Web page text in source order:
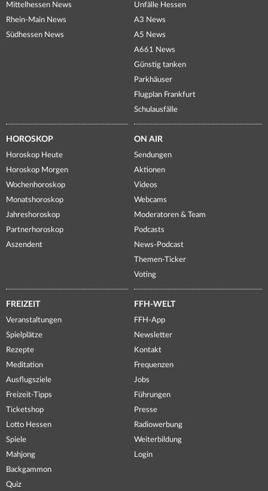
Mittelhessen News
Rhein-Main News
Südhessen News
Unfälle Hessen
A3 News
A5 News
A661 News
Günstig tanken
Parkhäuser
Flugplan Frankfurt
Schulausfälle
HOROSKOP
Horoskop Heute
Horoskop Morgen
Wochenhoroskop
Monatshoroskop
Jahreshoroskop
Partnerhoroskop
Aszendent
ON AIR
Sendungen
Aktionen
Videos
Webcams
Moderatoren & Team
Podcasts
News-Podcast
Themen-Ticker
Voting
FREIZEIT
Veranstaltungen
Spielplätze
Rezepte
Meditation
Ausflugsziele
Freizeit-Tipps
Ticketshop
Lotto Hessen
Spiele
Mahjong
Backgammon
Quiz
FFH-WELT
FFH-App
Newsletter
Kontakt
Frequenzen
Jobs
Führungen
Presse
Radiowerbung
Weiterbildung
Login